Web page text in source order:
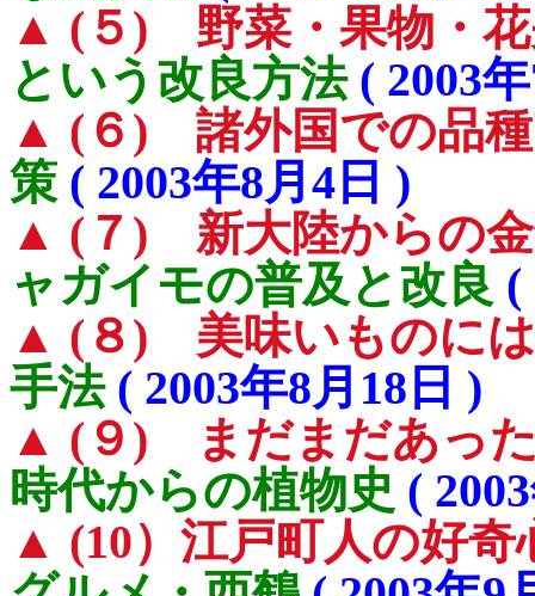
▲ (５) 野菜・果物・花
という改良方法( 2003
▲ (６) 諸外国での品
策 ( 2003年8月4日 )
▲ (７) 新大陸からの金
ャガイモの普及と改良 (
▲ (８) 美味いものに
手法( 2003年8月18日 )
▲ (９) まだまだあっ
時代からの植物史 (
▲ (10）江戸町人の好奇